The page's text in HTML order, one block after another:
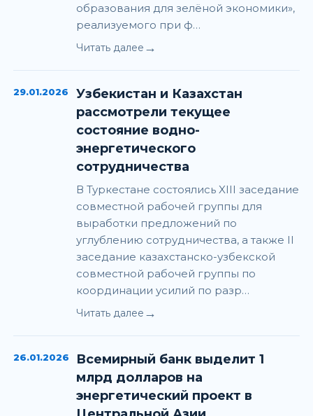
образования для зелёной экономики»,
реализуемого при ф…
Читать далее →
29.01.2026
Узбекистан и Казахстан
рассмотрели текущее
состояние водно-
энергетического
сотрудничества
В Туркестане состоялись XIII заседание
совместной рабочей группы для
выработки предложений по
углублению сотрудничества, а также II
заседание казахстанско-узбекской
совместной рабочей группы по
координации усилий по разр…
Читать далее →
26.01.2026
Всемирный банк выделит 1
млрд долларов на
энергетический проект в